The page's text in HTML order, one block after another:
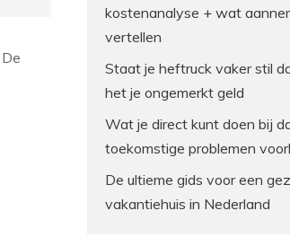
kostenanalyse + wat
vertellen
Staat je heftruck vaker stil
het je ongemerkt geld
Wat je direct kunt doen bij
toekomstige problemen
De ultieme gids voor een
vakantiehuis in Nederland